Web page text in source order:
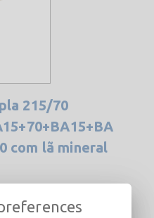
215/70
com lã mineral